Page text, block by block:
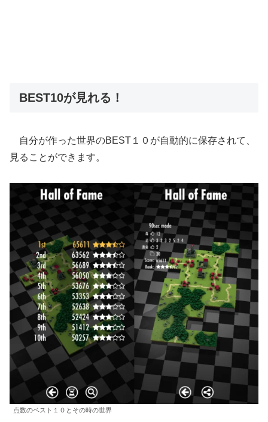
BEST10が見れる！
自分が作った世界のBEST１０が自動的に保存されて、
見ることができます。
点数のベスト１０とその時の世界